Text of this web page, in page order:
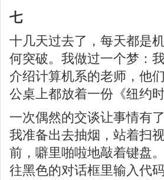
七
十几天过去了，每天都是
何突破。我做过一个梦：
介绍计算机系的老师，他
公桌上都放着一份《纽约
一次偶然的交谈让事情有
我准备出去抽烟，站着扫
前，噼里啪啦地敲着键盘
往黑色的对话框里输入代